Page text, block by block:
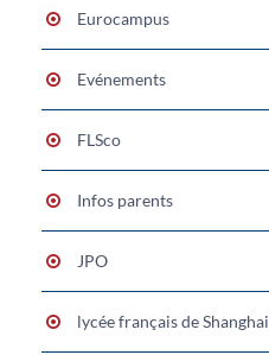
Eurocampus
Evénements
FLSco
Infos parents
JPO
lycée français de Shanghai